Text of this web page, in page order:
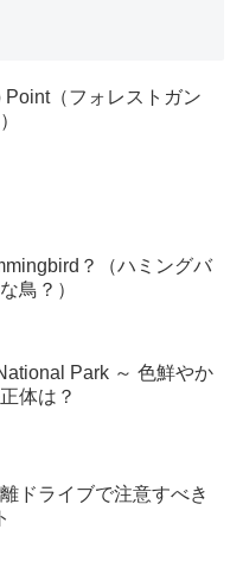
Point（フォレストガン
？（ハミングバ
鳥？）
Park ～ 色鮮やか
体は？
ドライブで注意すべき